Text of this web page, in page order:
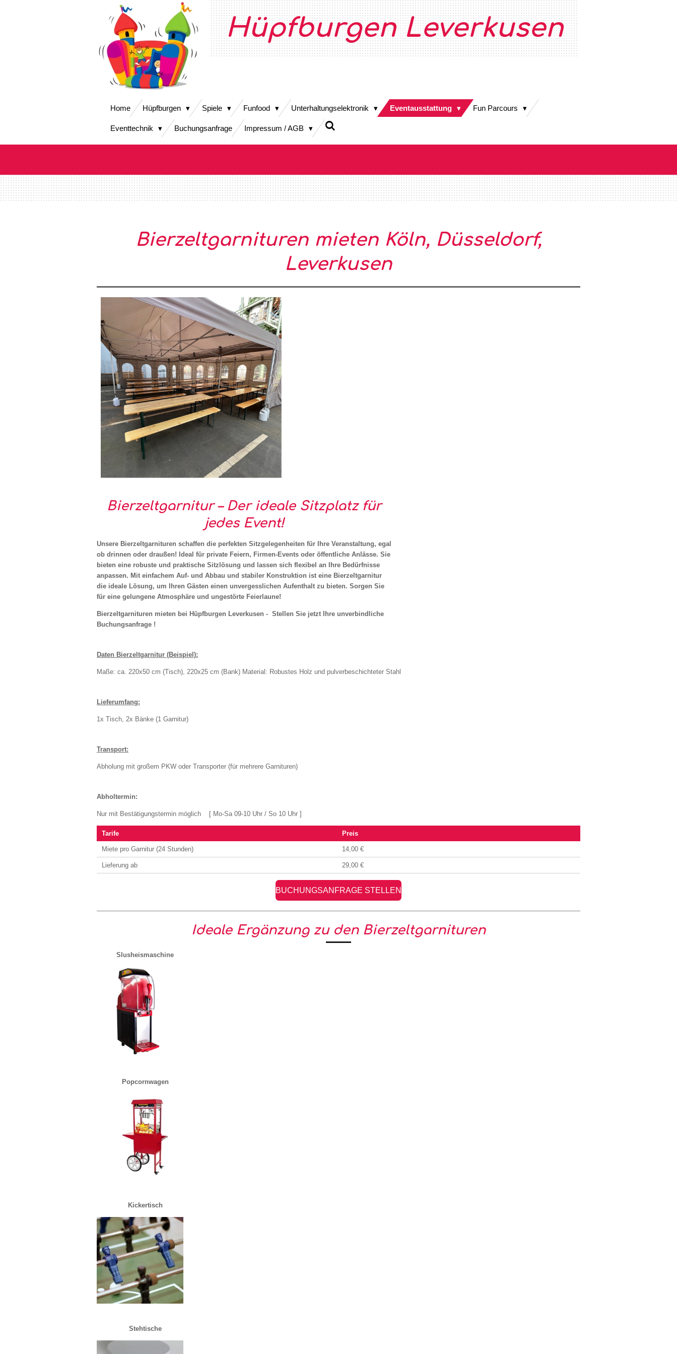
Hüpfburgen Leverkusen
Home Hüpfburgen Spiele Funfood Unterhaltungselektronik Eventausstattung Fun Parcours
Eventtechnik Buchungsanfrage Impressum / AGB
Bierzeltgarnituren mieten Köln, Düsseldorf,
Leverkusen
Bierzeltgarnitur – Der ideale Sitzplatz für
jedes Event!
Unsere Bierzeltgarnituren schaffen die perfekten Sitzgelegenheiten für Ihre Veranstaltung, egal
ob drinnen oder draußen! Ideal für private Feiern, Firmen-Events oder öffentliche Anlässe. Sie
bieten eine robuste und praktische Sitzlösung und lassen sich flexibel an Ihre Bedürfnisse
anpassen. Mit einfachem Auf- und Abbau und stabiler Konstruktion ist eine Bierzeltgarnitur
die ideale Lösung, um Ihren Gästen einen unvergesslichen Aufenthalt zu bieten. Sorgen Sie
für eine gelungene Atmosphäre und ungestörte Feierlaune!
Bierzeltgarnituren mieten bei Hüpfburgen Leverkusen - Stellen Sie jetzt Ihre unverbindliche
Buchungsanfrage !
Daten Bierzeltgarnitur (Beispiel):
Maße: ca. 220x50 cm (Tisch), 220x25 cm (Bank) Material: Robustes Holz und pulverbeschichteter Stahl
Lieferumfang:
1x Tisch, 2x Bänke (1 Garnitur)
Transport:
Abholung mit großem PKW oder Transporter (für mehrere Garnituren)
Abholtermin:
Nur mit Bestätigungstermin möglich [ Mo-Sa 09-10 Uhr / So 10 Uhr ]
Tarife Preis
Miete pro Garnitur (24 Stunden) 14,00 €
Lieferung ab 29,00 €
BUCHUNGSANFRAGE STELLEN
Ideale Ergänzung zu den Bierzeltgarnituren
Slusheismaschine
Popcornwagen
Kickertisch
Stehtische